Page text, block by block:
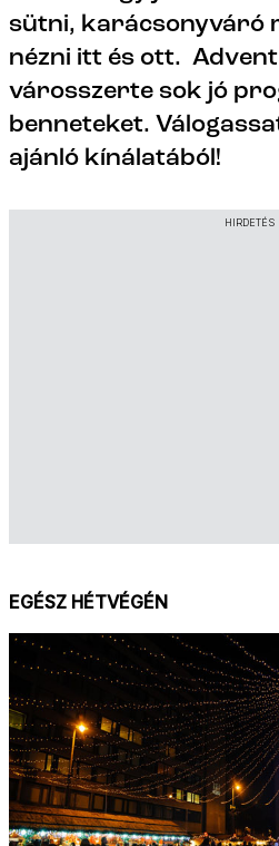
sütni, karácsonyváró
nézni itt és ott. Advent
városszerte sok jó
benneteket.
ajánló kínálatából!
HIRDETÉS
EGÉSZ HÉTVÉGÉN